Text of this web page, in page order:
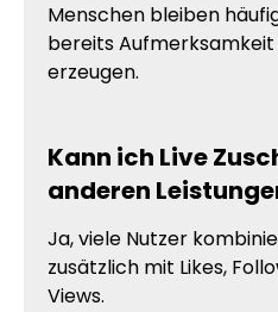
Menschen bleiben
bereits
erzeugen.
Kann ich Live
anderen
Ja, viele Nutzer
zusätzlich mit Likes,
Views.